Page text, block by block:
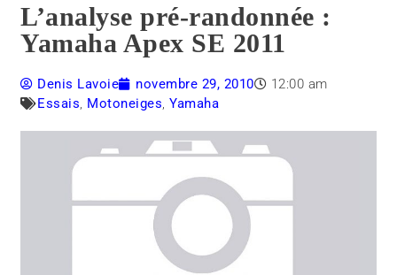
L’analyse pré-randonnée :
Yamaha Apex SE 2011
Denis Lavoie novembre 29, 2010
12:00 am
Essais, Motoneiges,Yamaha